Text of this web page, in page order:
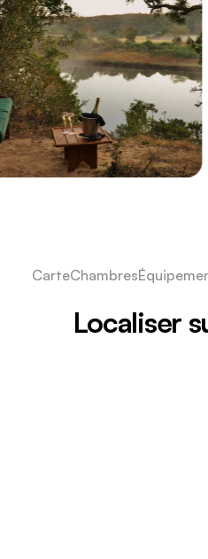
CarteChambres
Localiser